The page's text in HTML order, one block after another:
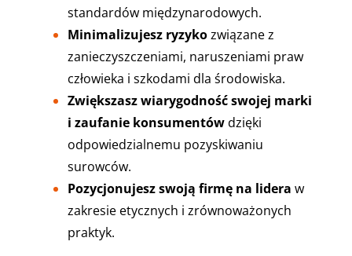
standardów międzynarodowych.
Minimalizujesz ryzykozwiązane z
zanieczyszczeniami, naruszeniami praw
człowieka i szkodami dla środowiska.
Zwiększasz wiarygodność swojej marki
i zaufanie konsumentówdzięki
odpowiedzialnemu pozyskiwaniu
surowców.
Pozycjonujesz swoją firmę na lidera w
zakresie etycznych i zrównoważonych
praktyk.